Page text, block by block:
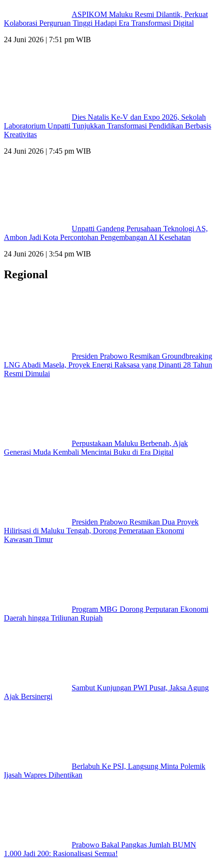
ASPIKOM Maluku Resmi Dilantik, Perkuat
Kolaborasi Perguruan Tinggi Hadapi Era Transformasi Digital
24 Juni 2026 | 7:51 pm WIB
Dies Natalis Ke-V dan Expo 2026, Sekolah
Laboratorium Unpatti Tunjukkan Transformasi Pendidikan Berbasis
Kreativitas
24 Juni 2026 | 7:45 pm WIB
Unpatti Gandeng Perusahaan Teknologi AS,
Ambon Jadi Kota Percontohan Pengembangan AI Kesehatan
24 Juni 2026 | 3:54 pm WIB
Regional
Presiden Prabowo Resmikan Groundbreaking
LNG Abadi Masela, Proyek Energi Raksasa yang Dinanti 28 Tahun
Resmi Dimulai
Perpustakaan Maluku Berbenah, Ajak
Generasi Muda Kembali Mencintai Buku di Era Digital
Presiden Prabowo Resmikan Dua Proyek
Hilirisasi di Maluku Tengah, Dorong Pemerataan Ekonomi
Kawasan Timur
Program MBG Dorong Perputaran Ekonomi
Daerah hingga Triliunan Rupiah
Sambut Kunjungan PWI Pusat, Jaksa Agung
Ajak Bersinergi
Berlabuh Ke PSI, Langsung Minta Polemik
Ijasah Wapres Dihentikan
Prabowo Bakal Pangkas Jumlah BUMN
1.000 Jadi 200: Rasionalisasi Semua!